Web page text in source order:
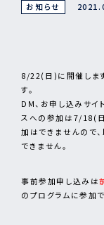
お知らせ
8/22(日)に開催しま
す。
DM、お申し込みサイ
スへの参加は7/18(
加はできませんので
できません。
事前参加申し込みは
のプログラムに参加で